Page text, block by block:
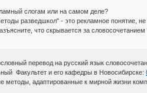
слогам или на самом деле?
разведшкол" - это рекламное понятие,
что скрывается за
перевод на русский язык
Факультет и его кафедры в Новосибирске:
методы, адаптированные к мирной жизни